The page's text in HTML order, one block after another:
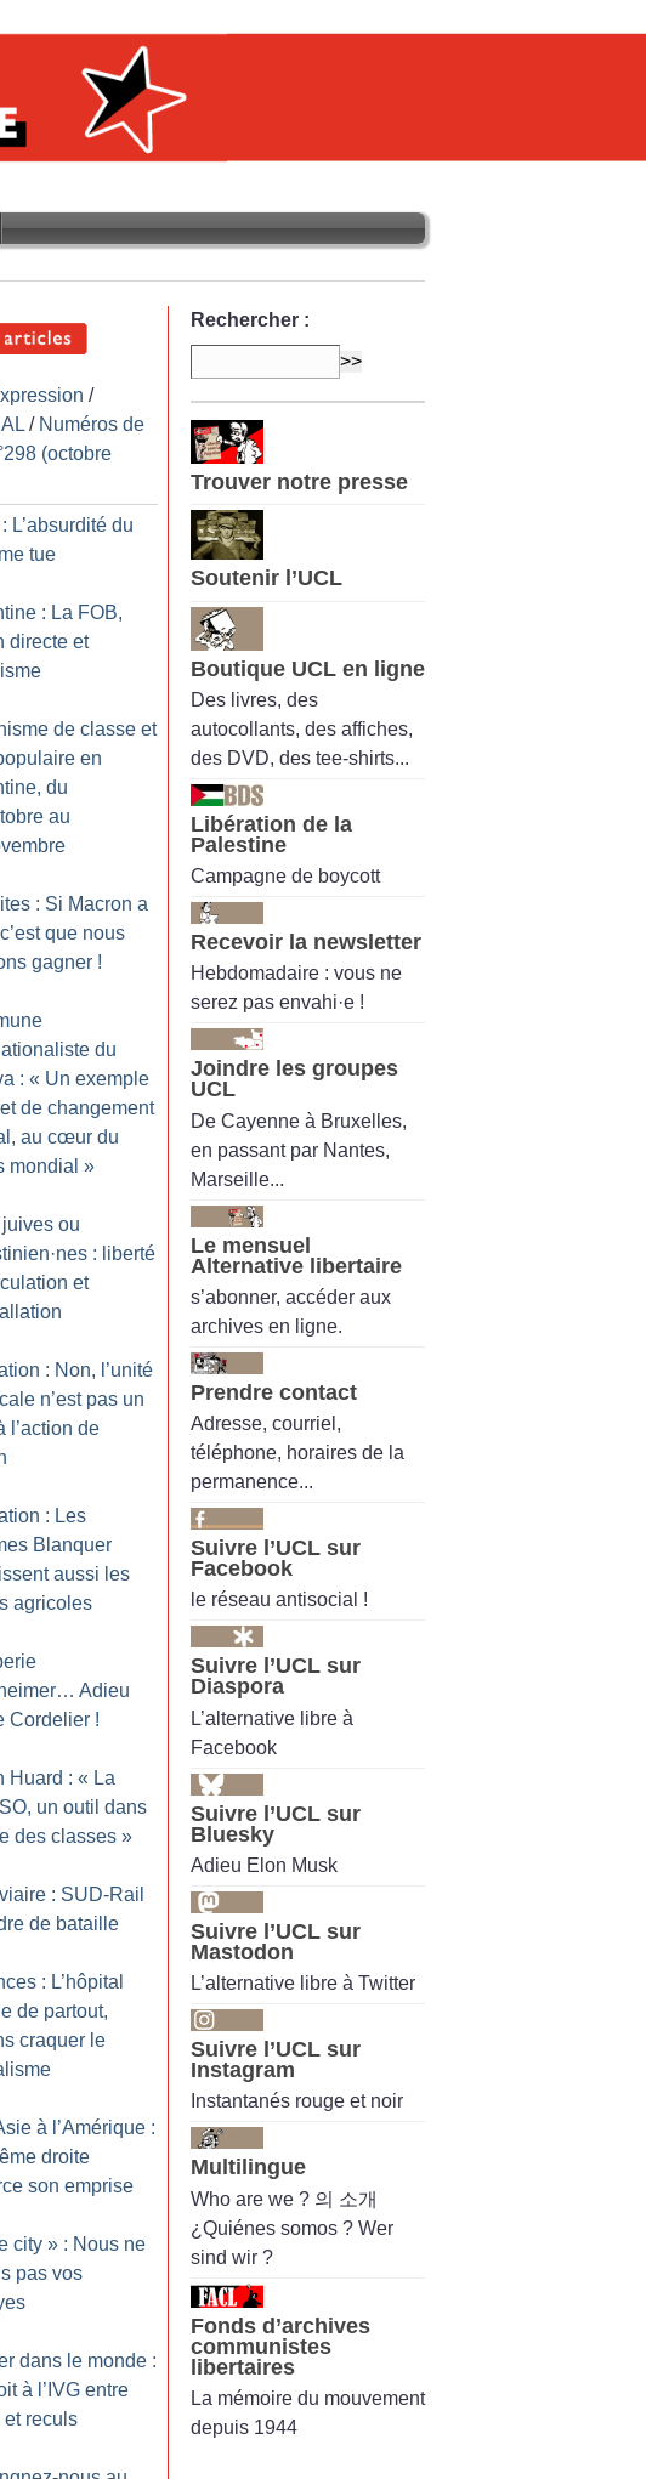
/
/ Numéros de
(octobre
L’absurdité du
tue
: La FOB,
directe et
de classe et
en
du
au
: Si Macron a
que nous
gagner !
du
: « Un exemple
de changement
au cœur du
mondial »
ou
·nes : liberté
et
: Non, l’unité
n’est pas un
l’action de
: Les
Blanquer
aussi les
agricoles
Adieu
Cordelier !
Huard : « La
un outil dans
des classes »
: SUD-Rail
de bataille
: L’hôpital
de partout,
craquer le
à l’Amérique :
droite
son emprise
city » : Nous ne
pas vos
dans le monde :
à l’IVG entre
et reculs
Rechercher :
Trouver notre presse
Soutenir l’UCL
Boutique UCL en ligne
Des livres, des
autocollants, des affiches,
des DVD, des tee-shirts...
Libération de la
Palestine
Campagne de boycott
Recevoir la newsletter
Hebdomadaire : vous ne
serez pas envahi·e !
Joindre les groupes
UCL
De Cayenne à Bruxelles,
en passant par Nantes,
Marseille...
Le mensuel
Alternative libertaire
s’abonner, accéder aux
archives en ligne.
Prendre contact
Adresse, courriel,
téléphone, horaires de la
permanence...
Suivre l’UCL sur
Facebook
le réseau antisocial !
Suivre l’UCL sur
Diaspora
L’alternative libre à
Facebook
Suivre l’UCL sur
Bluesky
Adieu Elon Musk
Suivre l’UCL sur
Mastodon
L’alternative libre à Twitter
Suivre l’UCL sur
Instagram
Instantanés rouge et noir
Multilingue
Who are we ? 의 소개
¿Quiénes somos ? Wer
sind wir ?
Fonds d’archives
communistes
libertaires
La mémoire du mouvement
depuis 1944